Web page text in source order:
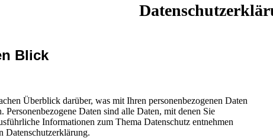
Blick
Überblick darüber, was mit Ihren personenbezogenen Daten
Personenbezogene Daten sind alle Daten, mit denen Sie
Informationen zum Thema Datenschutz entnehmen
Datenschutzerklärung.